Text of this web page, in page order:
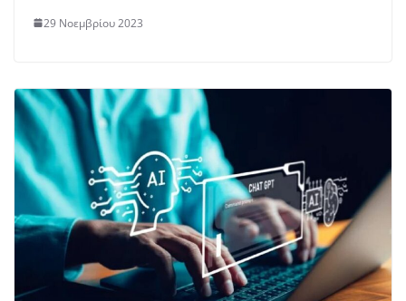
29 Νοεμβρίου 2023